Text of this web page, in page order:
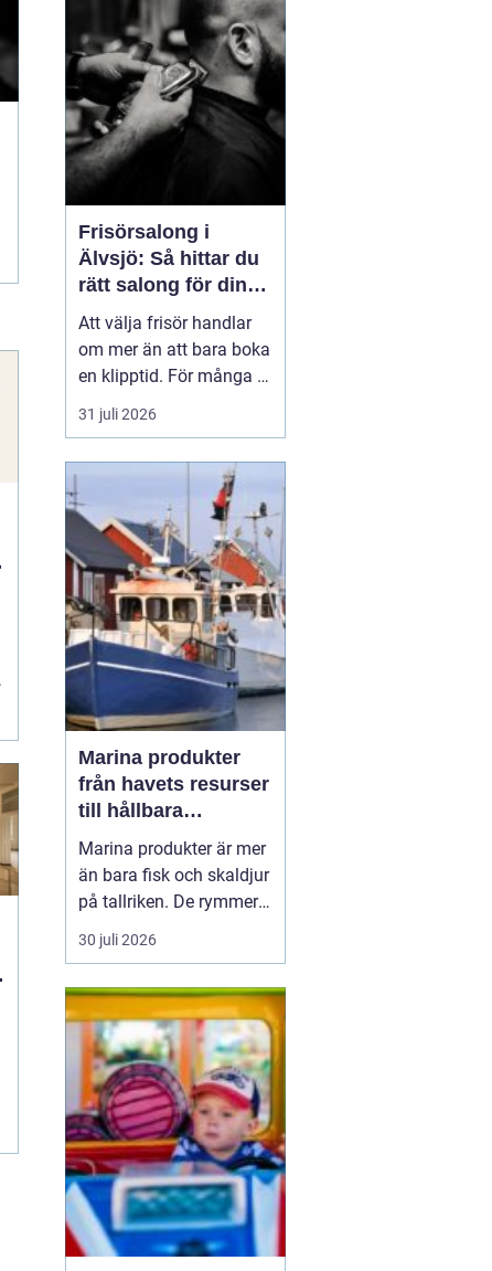
andrahandsköp mer
eftertanke. Den som vill
köpa
Frisörsalong i
Älvsjö: Så hittar du
rätt salong för din
stil och vardag
Att välja frisör handlar
om mer än att bara boka
en klipptid. För många är
frisörbesöket en paus i
vardagen, en chans att
känna sig mer som sig
själv. I Älvsjö fi...
31 juli 2026
Marina produkter
från havets resurser
till hållbara
upplevelser
Marina produkter är mer
än bara fisk och skaldjur
på tallriken. De rymmer
allt från mat och hälsa
till friluftsliv, kultur och
områden spelar havet en
central roll för både
ekonomi och livskvalitet.
När fler söker sig mot
nat...
30 juli 2026